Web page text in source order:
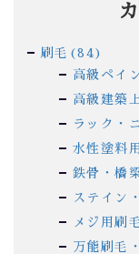
刷毛(84)
高級ペイ
高級建築
ラック・
水性塗料
鉄骨・橋
ステイン
メジ用刷
万能刷毛